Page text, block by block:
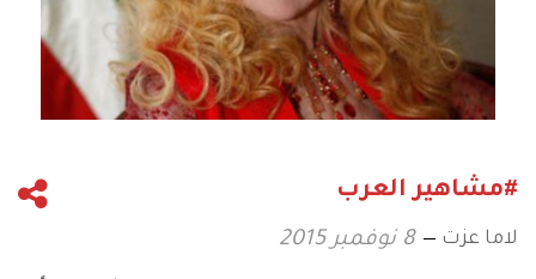
#مشاهير العرب
لاما عزت 8 نوفمبر 2015